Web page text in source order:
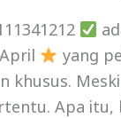
yang
khusus.
Apa itu,